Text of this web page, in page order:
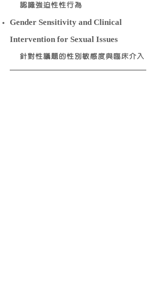
認識強迫性性行為
Gender Sensitivity and Clinical
Intervention for Sexual Issues
針對性議題的性別敏感度與臨床介入